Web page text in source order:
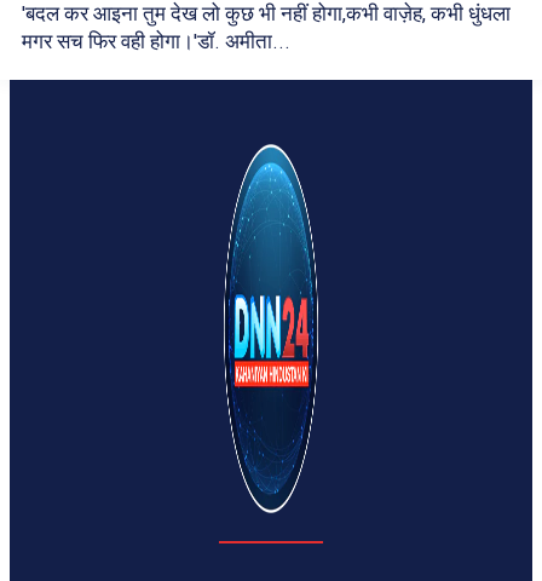
'बदल कर आइना तुम देख लो कुछ भी नहीं होगा,कभी वाज़ेह, कभी धुंधला
मगर सच फिर वही होगा।'डॉ. अमीता...